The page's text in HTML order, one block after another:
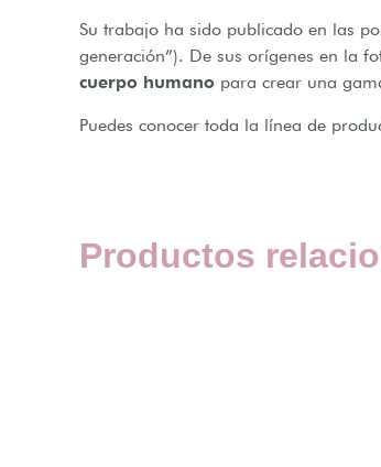
Su trabajo ha sido publicado en las
generación”). De sus orígenes en la
cuerpo humano para crear una
Puedes conocer toda la línea de
Productos